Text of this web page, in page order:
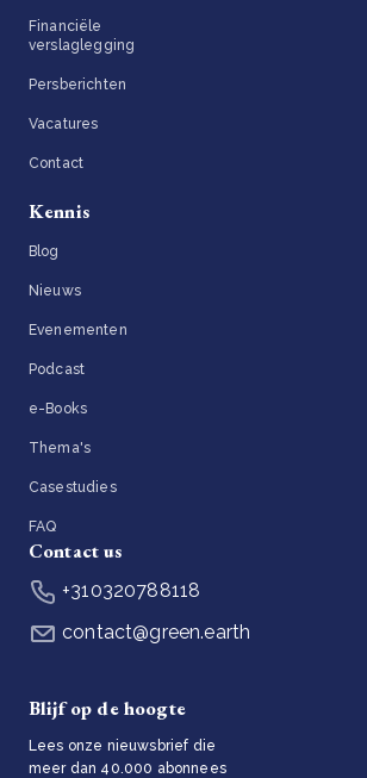
Financiële
verslaglegging
Persberichten
Vacatures
Contact
Kennis
Blog
Nieuws
Evenementen
Podcast
e-Books
Thema's
Casestudies
FAQ
Contact us
+310320788118
contact@green.earth
Blijf op de hoogte
Lees onze nieuwsbrief die
meer dan 40.000 abonnees